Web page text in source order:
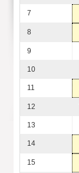
7
8
9
10
11
12
13
14
15